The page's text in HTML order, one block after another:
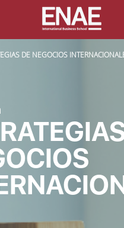
DE NEGOCIOS